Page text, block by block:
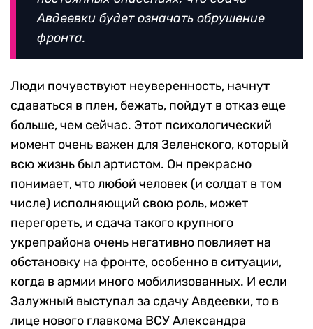
Авдеевки будет означать обрушение
фронта.
Люди почувствуют неуверенность, начнут
сдаваться в плен, бежать, пойдут в отказ еще
больше, чем сейчас. Этот психологический
момент очень важен для Зеленского, который
всю жизнь был артистом. Он прекрасно
понимает, что любой человек (и солдат в том
числе) исполняющий свою роль, может
перегореть, и сдача такого крупного
укрепрайона очень негативно повлияет на
обстановку на фронте, особенно в ситуации,
когда в армии много мобилизованных. И если
Залужный выступал за сдачу Авдеевки, то в
лице нового главкома ВСУ Александра